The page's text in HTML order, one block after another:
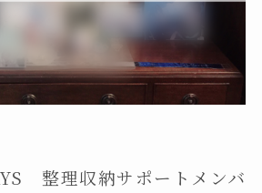
整理収納サポートメンバ